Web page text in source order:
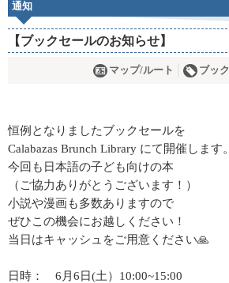
通知
【ブックセールのお知らせ】
マップ/ルート ブッ
恒例となりましたブックセールを
Calabazas Brunch Library にて開催します。
今回も日本語の子ども向けの本
（ご協力ありがとうございます！）
小説や漫画も多数ありますので
ぜひこの機会にお越しください！
当日はキャッシュをご用意ください🙏
日時： 6月6日(土）10:00~15:00